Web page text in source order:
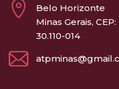
Belo Horizonte
Minas Gerais, CEP:
30.110-014